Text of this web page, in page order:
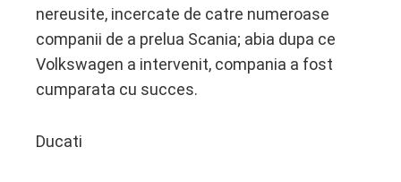
nereusite, incercate de catre numeroase
companii de a prelua Scania; abia dupa ce
Volkswagen a intervenit, compania a fost
cumparata cu succes.
Ducati